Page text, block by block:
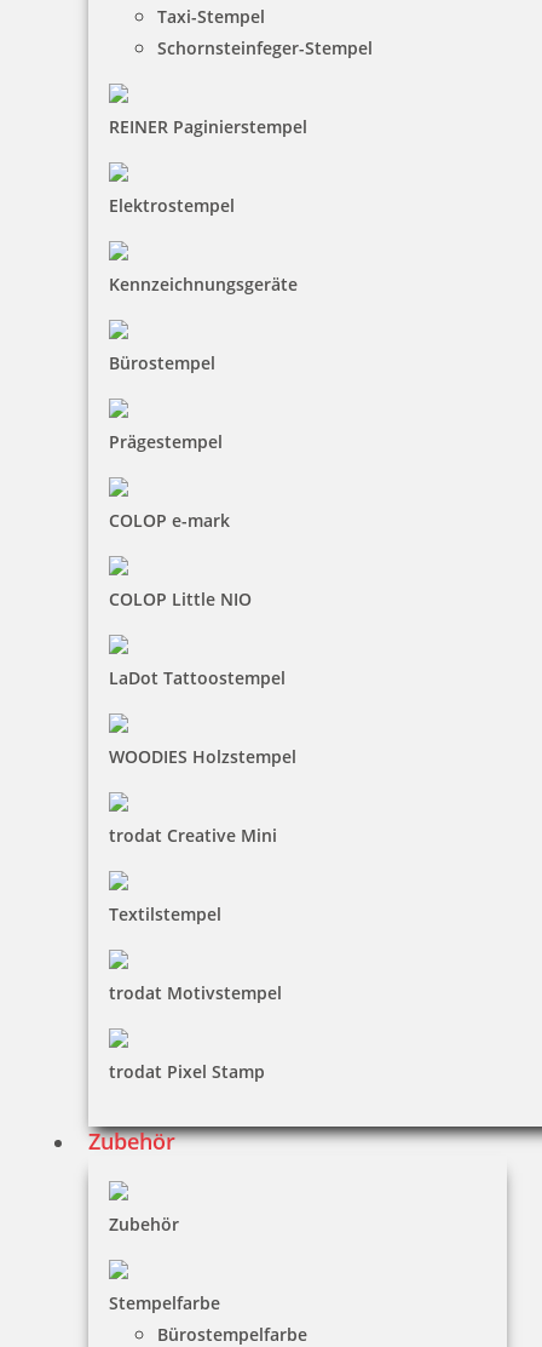
Taxi-Stempel
Schornsteinfeger-Stempel
REINER Paginierstempel
Elektrostempel
Kennzeichnungsgeräte
Bürostempel
Prägestempel
COLOP e-mark
COLOP Little NIO
LaDot Tattoostempel
WOODIES Holzstempel
trodat Creative Mini
Textilstempel
trodat Motivstempel
trodat Pixel Stamp
Zubehör
Zubehör
Stempelfarbe
Bürostempelfarbe